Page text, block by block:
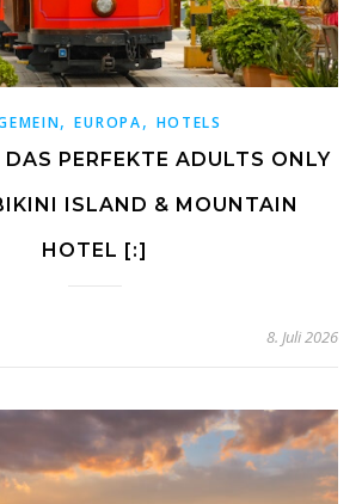
,EUROPA, HOTELS
PERFEKTE ADULTS ONLY
ISLAND & MOUNTAIN
HOTEL [:]
8. Juli 2026